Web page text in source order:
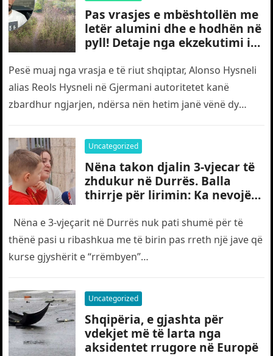
Pas vrasjes e mbështollën me
letër alumini dhe e hodhën në
pyll! Detaje nga ekzekutimi i
Pesë muaj nga vrasja e të riut shqiptar, Alonso Hysneli
alias Reols Hysneli në Gjermani autoritetet kanë
zbardhur ngjarjen, ndërsa nën hetim janë vënë dy
Uncategorized
Nëna takon djalin 3-vjecar të
zhdukur në Durrës. Balla
thirrje për lirimin: Ka nevojë
Nëna e 3-vjeçarit në Durrës nuk pati shumë për të
thënë pasi u ribashkua me të birin pas rreth një jave që
kurse gjyshërit e “rrëmbyen”…
Uncategorized
Shqipëria, e gjashta për
vdekjet më të larta nga
aksidentet rrugore në Europë